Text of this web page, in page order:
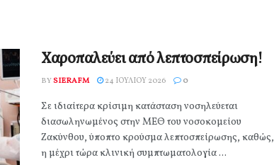
Χαροπαλεύει από λεπτοσπείρωση!
BYSIERAFM 24 ΙΟΥΛΊΟΥ 2026 0
Σε ιδιαίτερα κρίσιμη κατάσταση νοσηλεύεται
διασωληνωμένος στην ΜΕΘ του νοσοκομείου
Ζακύνθου, ύποπτο κρούσμα λεπτοσπείρωσης, καθώς,
η μέχρι τώρα κλινική συμπτωματολογία ...